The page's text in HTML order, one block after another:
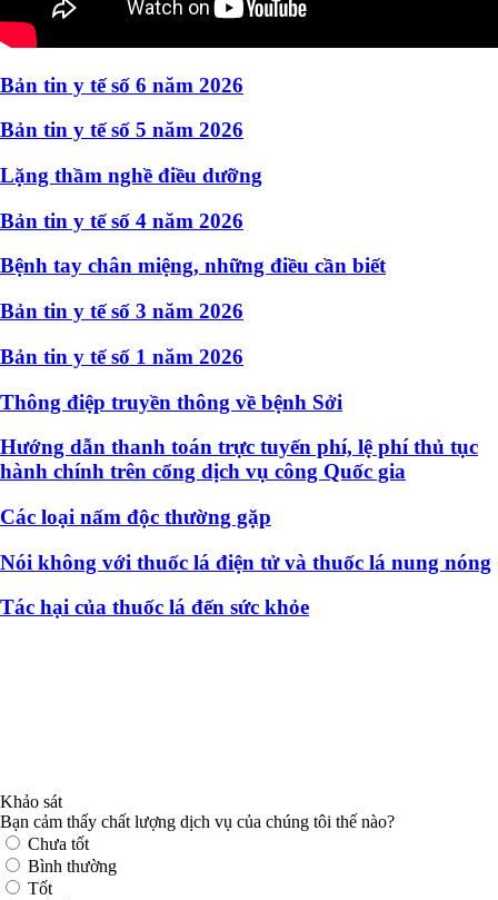
Bản tin y tế số 6 năm 2026
Bản tin y tế số 5 năm 2026
Lặng thầm nghề điều dưỡng
Bản tin y tế số 4 năm 2026
Bệnh tay chân miệng, những điều cần biết
Bản tin y tế số 3 năm 2026
Bản tin y tế số 1 năm 2026
Thông điệp truyền thông về bệnh Sởi
Hướng dẫn thanh toán trực tuyến phí, lệ phí thủ tục
hành chính trên cổng dịch vụ công Quốc gia
Các loại nấm độc thường gặp
Nói không với thuốc lá điện tử và thuốc lá nung nóng
Tác hại của thuốc lá đến sức khỏe
Khảo sát
Bạn cảm thấy chất lượng dịch vụ của chúng tôi thế nào?
Chưa tốt
Bình thường
Tốt